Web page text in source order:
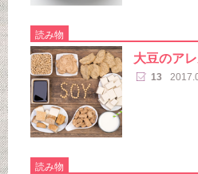
読み物
大豆のア
13
読み物